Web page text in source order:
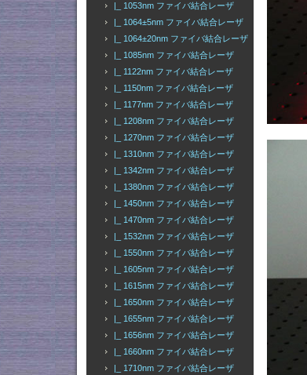
|_ 1053nm ファイバ結合レーザ
|_ 1064±5nm ファイバ結合レーザ
|_ 1064±20nm ファイバ結合レーザ
|_ 1085nm ファイバ結合レーザ
|_ 1122nm ファイバ結合レーザ
|_ 1150nm ファイバ結合レーザ
|_ 1177nm ファイバ結合レーザ
|_ 1208nm ファイバ結合レーザ
|_ 1270nm ファイバ結合レーザ
|_ 1310nm ファイバ結合レーザ
|_ 1342nm ファイバ結合レーザ
|_ 1380nm ファイバ結合レーザ
|_ 1450nm ファイバ結合レーザ
|_ 1470nm ファイバ結合レーザ
|_ 1532nm ファイバ結合レーザ
|_ 1550nm ファイバ結合レーザ
|_ 1605nm ファイバ結合レーザ
|_ 1615nm ファイバ結合レーザ
|_ 1650nm ファイバ結合レーザ
|_ 1655nm ファイバ結合レーザ
|_ 1656nm ファイバ結合レーザ
|_ 1660nm ファイバ結合レーザ
|_ 1710nm ファイバ結合レーザ